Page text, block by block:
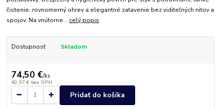
čistenie, rovnomerný ohrev a elegantné zatavenie bez viditeľných nitov a
spojov. Na vnútorne... celý popis
Dostupnosť Skladom
74,50 €/ks
60,57 € bez DPH
Pridať do košíka